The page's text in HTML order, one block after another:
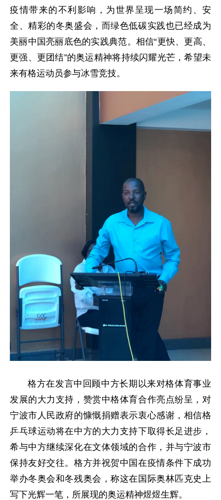
疫情带来的不利影响，为世界呈现一场简约、安
全、精彩的冬奥盛会，而绿色低碳实践也已经成为
美丽中国亮丽底色的实践典范。相信“更快、更高、
更强、更团结”的奥运精神将持续闪耀光芒，希望未
来有格运动员参与冰雪竞技。
格方在发言中回顾中方长期以来对格体育事业
发展的大力支持，赞赏中格体育合作亮点纷呈，对
宁波市人民政府的慷慨捐赠表示衷心感谢，相信格
乒乓球运动将在中方的大力支持下取得长足进步，
希与中方继续深化在文体领域的合作，并与宁波市
保持友好交往。格方并祝贺中国在疫情条件下成功
举办冬奥会和冬残奥会，称这在国际奥林匹克史上
写下光辉一笔，所展现的奥运精神煜煜生辉。